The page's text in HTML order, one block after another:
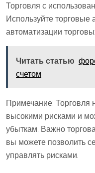
Торговля с
Используйте торговые
автоматизации
Читать статью
счетом
Примечание: Торговля
высокими рисками и
убыткам. Важно
вы можете позволить
управлять рисками.